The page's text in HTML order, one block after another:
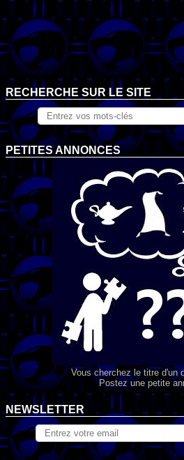
RECHERCHE SUR LE SITE
PETITES ANNONCES
Vous cherchez le titre d'un
Postez une petite
NEWSLETTER